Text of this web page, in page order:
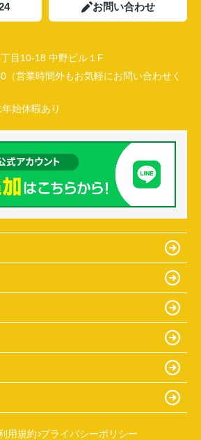
お問い合わせ
目10-18 中野ビル１F
（営業時間外もお気軽にお問い合わせく
始休暇あり
用規約 プライバシーポリシー